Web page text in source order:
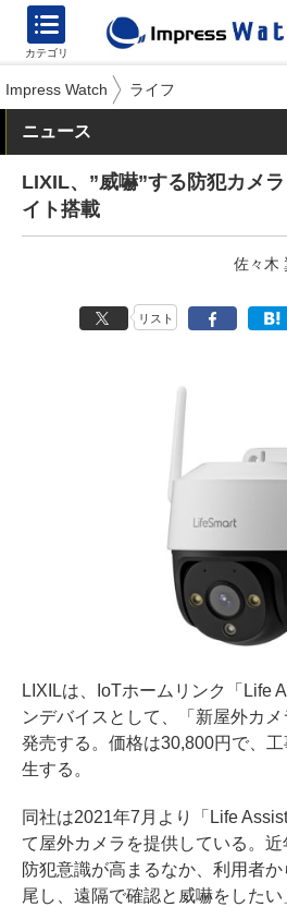
カテゴリ
Impress Watch ライフ
ニュース
LIXIL、”威嚇”する防犯カメ
イト搭載
佐々木
リスト
LIXILは、IoTホームリンク「Life
ンデバイスとして、「新屋外カ
発売する。価格は30,800円で、
生する。
同社は2021年7月より「Life
て屋外カメラを提供している。
防犯意識が高まるなか、利用者
尾し、遠隔で確認と威嚇をしたい